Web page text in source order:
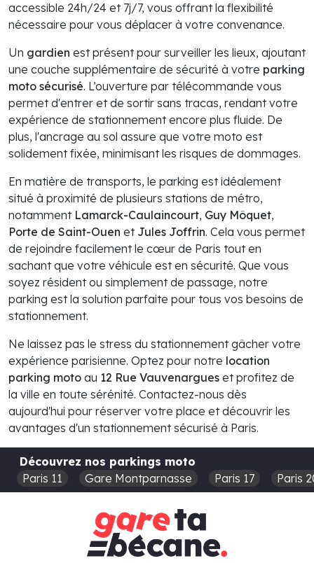
accessible 24h/24 et 7j/7, vous offrant la flexibilité
nécessaire pour vous déplacer à votre convenance.
Un gardien est présent pour surveiller les lieux, ajoutant
une couche supplémentaire de sécurité à votre parking
moto sécurisé. L’ouverture par télécommande vous
permet d'entrer et de sortir sans tracas, rendant votre
expérience de stationnement encore plus fluide. De
plus, l'ancrage au sol assure que votre moto est
solidement fixée, minimisant les risques de dommages.
En matière de transports, le parking est idéalement
situé à proximité de plusieurs stations de métro,
notamment Lamarck-Caulaincourt, Guy Môquet,
Porte de Saint-Ouen et Jules Joffrin. Cela vous permet
de rejoindre facilement le cœur de Paris tout en
sachant que votre véhicule est en sécurité. Que vous
soyez résident ou simplement de passage, notre
parking est la solution parfaite pour tous vos besoins de
stationnement.
Ne laissez pas le stress du stationnement gâcher votre
expérience parisienne. Optez pour notre location
parking moto au 12 Rue Vauvenargues et profitez de
la ville en toute sérénité. Contactez-nous dès
aujourd'hui pour réserver votre place et découvrir les
avantages d'un stationnement sécurisé à Paris.
Découvrez nos parkings moto
Paris 11
Gare Montparnasse Paris 17 Paris